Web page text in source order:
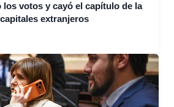
votos y cayó el capítulo de la
extranjeros